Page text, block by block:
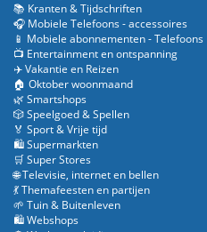
📚 Kranten & Tijdschriften
🎧 Mobiele Telefoons - accessoires
📱 Mobiele abonnementen - Telefoons
📺 Entertainment en ontspanning
✈️ Vakantie en Reizen
🏠 Oktober woonmaand
🌿 Smartshops
🎲 Speelgoed & Spellen
🏅 Sport & Vrije tijd
🛍️ Supermarkten
🛒 Super Stores
🌐 Televisie, internet en bellen
💃 Themafeesten en partijen
🌱 Tuin & Buitenleven
🛍️ Webshops